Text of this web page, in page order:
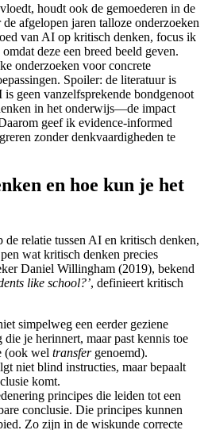
houdt ook de gemoederen in de
afgelopen jaren talloze onderzoeken
van AI op kritisch denken, focus ik
deze een breed beeld geven.
onderzoeken voor concrete
Spoiler: de literatuur is
geen vanzelfsprekende bondgenoot
in het onderwijs—de impact
geef ik evidence-informed
zonder denkvaardigheden te
en hoe kun je het
relatie tussen AI en kritisch denken,
wat kritisch denken precies
Daniel Willingham (2019), bekend
like school?’, definieert kritisch
simpelweg een eerder geziene
je herinnert, maar past kennis toe
(ook wel transfergenoemd).
niet blind instructies, maar bepaalt
komt.
principes die leiden tot een
conclusie. Die principes kunnen
Zo zijn in de wiskunde correcte